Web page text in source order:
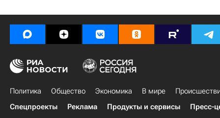
Политика Общество Экономика В мире
Спецпроекты
Реклама Продукты и сервисы Пресс-